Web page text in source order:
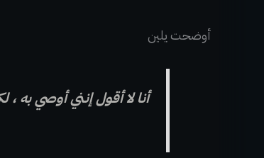
أوضحت يلين
أنا لا أقول إنني أوصي به